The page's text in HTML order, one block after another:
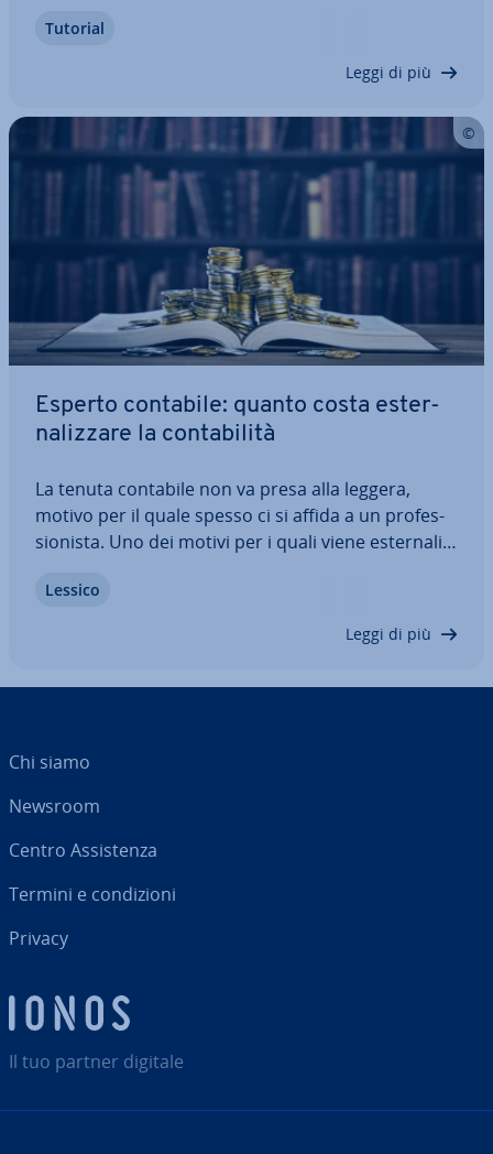
consigli per riuscire a di­stri­car­ti tra le tasse per il
Tutorial
Leggi di più
Esperto contabile: quanto costa ester­
na­liz­za­re la con­ta­bi­li­tà
La tenuta contabile non va presa alla leggera,
motivo per il quale spesso ci si affida a un pro­fes­
sio­ni­sta. Uno dei motivi per i quali viene ester­na­liz­
le co­no­scen­ze ne­ces­sa­rie, visti anche i continui e
Lessico
Leggi di più
Il tuo partner digitale
Chi siamo
Newsroom
Centro As­si­sten­za
Termini e con­di­zio­ni
Privacy